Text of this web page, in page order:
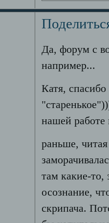
Да, форум с
например...
Катя,
нашей работе
раньше,
там какие-
осознание,
скрипача.